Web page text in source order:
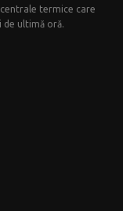
termice care
ultimă oră.